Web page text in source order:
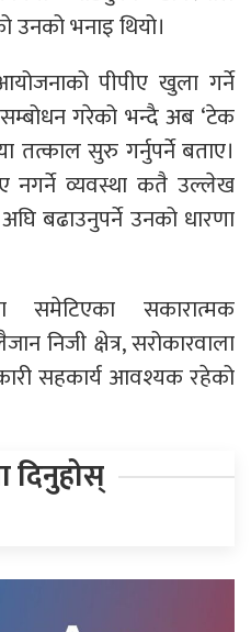
उनको भनाइ थियो।
पीपीए खुला गर्ने
गरेको भन्दै अब ‘टेक
तत्काल सुरु गर्नुपर्ने बताए।
नगर्ने व्यवस्था कतै उल्लेख
बढाउनुपर्ने उनको धारणा
समेटिएका सकारात्मक
निजी क्षेत्र, सरोकारवाला
सहकार्य आवश्यक रहेको
दिनुहोस्